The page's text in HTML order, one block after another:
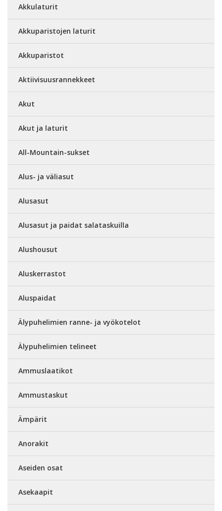
Akkulaturit
Akkuparistojen laturit
Akkuparistot
Aktiivisuusrannekkeet
Akut
Akut ja laturit
All-Mountain-sukset
Alus- ja väliasut
Alusasut
Alusasut ja paidat salataskuilla
Alushousut
Aluskerrastot
Aluspaidat
Älypuhelimien ranne- ja vyökotelot
Älypuhelimien telineet
Ammuslaatikot
Ammustaskut
Ämpärit
Anorakit
Aseiden osat
Asekaapit